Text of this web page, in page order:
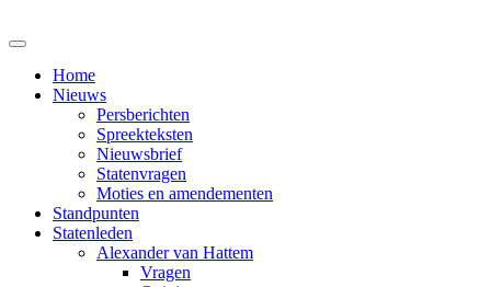
Home
Nieuws
Persberichten
Spreekteksten
Nieuwsbrief
Statenvragen
Moties en amendementen
Standpunten
Statenleden
Alexander van Hattem
Vragen